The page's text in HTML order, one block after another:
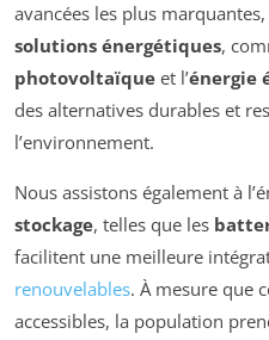
avancées les plus
solutions énergétiques,
photovoltaïque et l’énergie
des alternatives durables et
l’environnement.
Nous assistons également à
stockage, telles que les
facilitent une meilleure
renouvelables. À mesure que
accessibles, la population